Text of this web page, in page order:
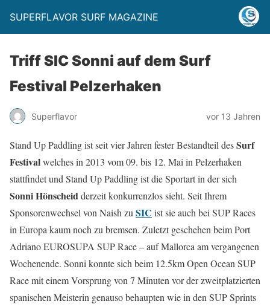
SUPERFLAVOR SURF MAGAZINE
Triff SIC Sonni auf dem Surf
Festival Pelzerhaken
Superflavor vor 13 Jahren
Stand Up Paddling ist seit vier Jahren fester Bestandteil desSurf
Festivalwelches in 2013 vom 09. bis 12. Mai in Pelzerhaken
stattfindet und Stand Up Paddling ist die Sportart in der sich
Sonni Hönscheidderzeit konkurrenzlos sieht. Seit Ihrem
Sponsorenwechsel von Naish zu SIC ist sie auch bei SUP Races
in Europa kaum noch zu bremsen. Zuletzt geschehen beim Port
Adriano EUROSUPA SUP Race – auf Mallorca am vergangenen
Wochenende. Sonni konnte sich beim 12.5km Open Ocean SUP
Race mit einem Vorsprung von 7 Minuten vor der zweitplatzierten
spanischen Meisterin genauso behaupten wie in den SUP Sprints